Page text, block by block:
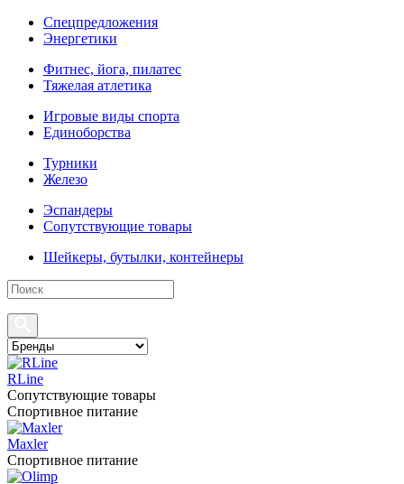
Спецпредложения
Энергетики
Фитнес, йога, пилатес
Тяжелая атлетика
Игровые виды спорта
Единоборства
Турники
Железо
Эспандеры
Сопутствующие товары
Шейкеры, бутылки, контейнеры
RLine
Сопутствующие товары
Спортивное питание
Maxler
Спортивное питание